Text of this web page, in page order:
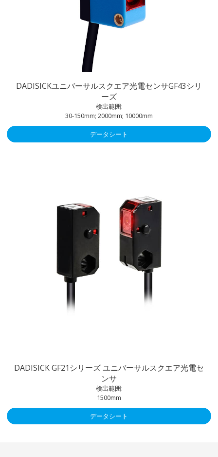
DADISICKユニバーサルスクエア光電センサGF43シリ
ーズ
検出範囲:
30-150mm; 2000mm; 10000mm
データシート
DADISICK GF21シリーズ ユニバーサルスクエア光電セ
ンサ
検出範囲:
1500mm
データシート